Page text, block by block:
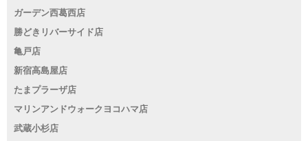
ガーデン西葛西店
勝どきリバーサイド店
亀戸店
新宿高島屋店
たまプラーザ店
マリンアンドウォークヨコハマ店
武蔵小杉店